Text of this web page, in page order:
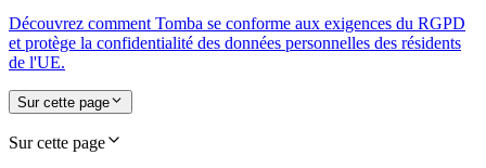
Découvrez comment Tomba se conforme aux exigences du RGPD
et protège la confidentialité des données personnelles des résidents
de l'UE.
Sur cette page
Sur cette page